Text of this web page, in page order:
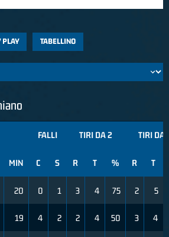
PLAY TABELLINO
FALLI TIRI DA 2 TIRI DA
MIN C S R T % R T
20 0 1 3 4 75 2 5
19 4 2 2 4 50 3 4